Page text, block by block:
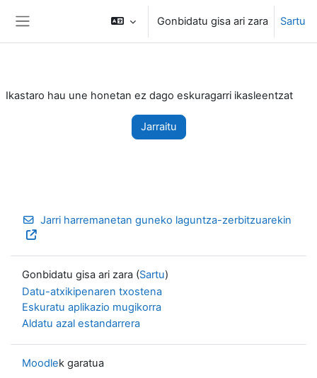
Joan eduki nagusira zuzenean
Gonbidatu gisa ari zara Sartu
Ikastaro hau une honetan ez dago eskuragarri ikasleentzat
Jarraitu
Jarri harremanetan guneko laguntza-zerbitzuarekin
Gonbidatu gisa ari zara (Sartu)
Datu-atxikipenaren txostena
Eskuratu aplikazio mugikorra
Aldatu azal estandarrera
Moodlek garatua